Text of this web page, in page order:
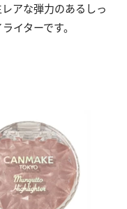
アな弾力のあるしっ
イターです。